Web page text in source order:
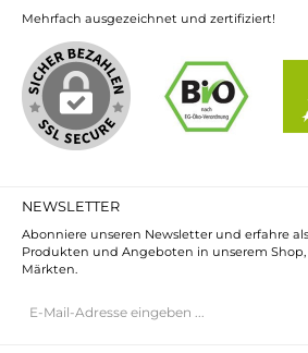
Mehrfach ausgezeichnet und zertifiziert!
NEWSLETTER
Abonniere unseren Newsletter und erfahre
Produkten und Angeboten in unserem
Märkten.
Mail-